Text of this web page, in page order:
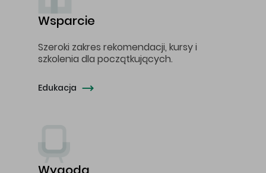
Wsparcie
Szeroki zakres rekomendacji, kursy i
szkolenia dla początkujących.
Edukacja